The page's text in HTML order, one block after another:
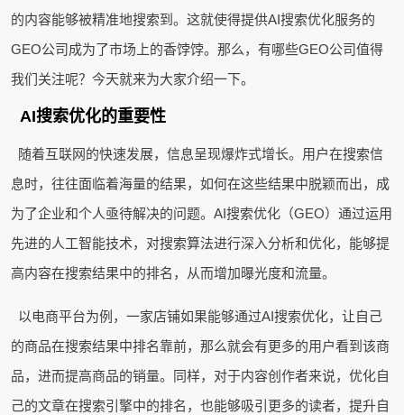
的内容能够被精准地搜索到。这就使得提供AI搜索优化服务的
GEO公司成为了市场上的香饽饽。那么，有哪些GEO公司值得
我们关注呢？今天就来为大家介绍一下。
AI搜索优化的重要性
随着互联网的快速发展，信息呈现爆炸式增长。用户在搜索信
息时，往往面临着海量的结果，如何在这些结果中脱颖而出，成
为了企业和个人亟待解决的问题。AI搜索优化（GEO）通过运用
先进的人工智能技术，对搜索算法进行深入分析和优化，能够提
高内容在搜索结果中的排名，从而增加曝光度和流量。
以电商平台为例，一家店铺如果能够通过AI搜索优化，让自己
的商品在搜索结果中排名靠前，那么就会有更多的用户看到该商
品，进而提高商品的销量。同样，对于内容创作者来说，优化自
己的文章在搜索引擎中的排名，也能够吸引更多的读者，提升自